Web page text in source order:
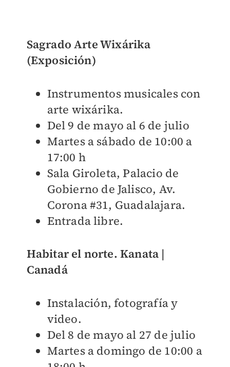
Sagrado Arte Wixárika
(Exposición)
Instrumentos musicales con
arte wixárika.
Del 9 de mayo al 6 de julio
Martes a sábado de 10:00 a
17:00 h
Sala Giroleta, Palacio de
Gobierno de Jalisco, Av.
Corona #31, Guadalajara.
Entrada libre.
Habitar el norte. Kanata |
Canadá
Instalación, fotografía y
video.
Del 8 de mayo al 27 de julio
Martes a domingo de 10:00 a